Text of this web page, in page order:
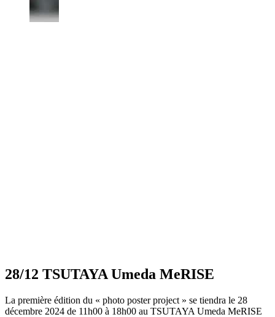
28/12 TSUTAYA Umeda MeRISE
La première édition du « photo poster project » se tiendra le 28
décembre 2024 de 11h00 à 18h00 au TSUTAYA Umeda MeRISE